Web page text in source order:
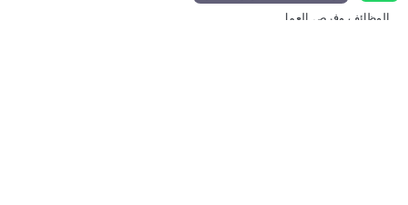
الوظائف وفرص العمل